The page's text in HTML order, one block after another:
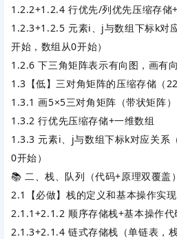
1.2.2+1.2.4 行优先/列优先压缩存储
1.2.3+1.2.5 元素i、j与数组下标k对
开始，数组从0开始）
1.2.6 下三角矩阵表示有向图，画有
1.3【低】三对角矩阵的压缩存储 （
1.3.1 画5×5三对角矩阵（带状矩阵）
1.3.2 行优先压缩存储+一维数组
1.3.3 元素i、j与数组下标k对应关系
0开始）
📚 二、栈、队列（代码+原理双覆盖）
2.1【必做】栈的定义和基本操作实现
2.1.1+2.1.2 顺序存储栈+基本操作代
2.1.3+2.1.4 链式存储栈（单链表，